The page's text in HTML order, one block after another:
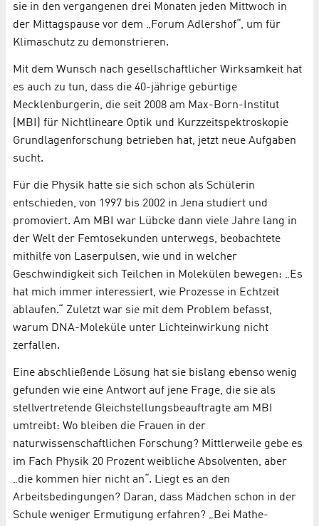
sie in den vergangenen drei Monaten jeden Mittwoch in
der Mittagspause vor dem „Forum Adlershof“, um für
Klimaschutz zu demonstrieren.
Mit dem Wunsch nach gesellschaftlicher Wirksamkeit hat
es auch zu tun, dass die 40-jährige gebürtige
Mecklenburgerin, die seit 2008 am Max-Born-Institut
(MBI) für Nichtlineare Optik und Kurzzeitspektroskopie
Grundlagenforschung betrieben hat, jetzt neue Aufgaben
sucht.
Für die Physik hatte sie sich schon als Schülerin
entschieden, von 1997 bis 2002 in Jena studiert und
promoviert. Am MBI war Lübcke dann viele Jahre lang in
der Welt der Femtosekunden unterwegs, beobachtete
mithilfe von Laserpulsen, wie und in welcher
Geschwindigkeit sich Teilchen in Molekülen bewegen: „Es
hat mich immer interessiert, wie Prozesse in Echtzeit
ablaufen.“ Zuletzt war sie mit dem Problem befasst,
warum DNA-Moleküle unter Lichteinwirkung nicht
zerfallen.
Eine abschließende Lösung hat sie bislang ebenso wenig
gefunden wie eine Antwort auf jene Frage, die sie als
stellvertretende Gleichstellungsbeauftragte am MBI
umtreibt: Wo bleiben die Frauen in der
naturwissenschaftlichen Forschung? Mittlerweile gebe es
im Fach Physik 20 Prozent weibliche Absolventen, aber
„die kommen hier nicht an“. Liegt es an den
Arbeitsbedingungen? Daran, dass Mädchen schon in der
Schule weniger Ermutigung erfahren? „Bei Mathe-